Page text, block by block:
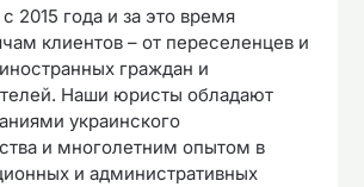
2015 года и за это время
клиентов – от переселенцев и
граждан и
Наши юристы обладают
украинского
и многолетним опытом в
и административных